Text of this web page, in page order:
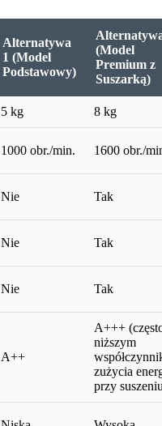
Alternatywa
1 (Model
Podstawowy)
(Model
Premium z
Suszarką)
5 kg 8 kg
1000 obr./min. 1600 obr./
Nie Tak
Nie Tak
Nie Tak
A++
A+++
niższym
zużycia
przy